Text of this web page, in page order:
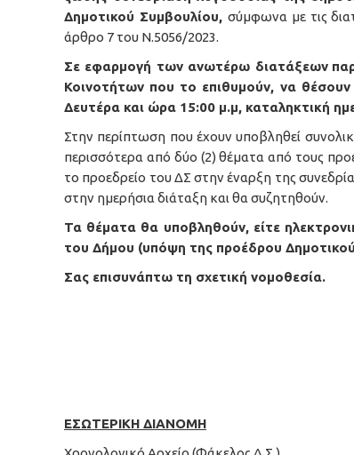
Δημοτικού Συμβουλίου, σύμφωνα με τις
άρθρο 7 του Ν.5056/2023.
Σε εφαρμογή των ανωτέρω διατάξεων
Κοινοτήτων που το επιθυμούν, να
Δευτέρα και ώρα 15:00 μ.μ, καταληκτική
Στην περίπτωση που έχουν υποβληθεί
περισσότερα από δύο (2) θέματα από τους
το προεδρείο του ΔΣ στην έναρξη της
στην ημερήσια διάταξη και θα συζητηθούν.
Τα θέματα θα υποβληθούν, είτε
του Δήμου (υπόψη της προέδρου
Σας επισυνάπτω τη σχετική νομοθεσία.
ΕΣΩΤΕΡΙΚΗ ΔΙΑΝΟΜΗ